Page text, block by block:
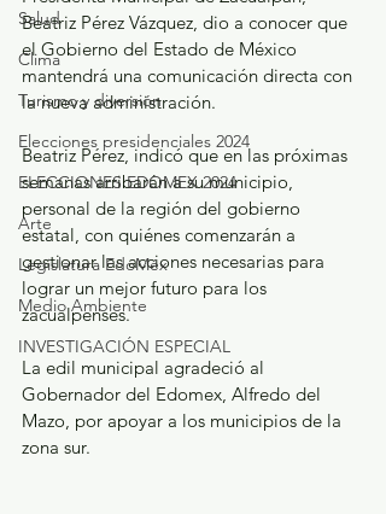
Salud
Clima
Turismo y diversión
Elecciones presidenciales 2024
ELECCIONES EDOMEX 2024
Arte
Legislatura EdoMéx
Medio Ambiente
INVESTIGACIÓN ESPECIAL
Beatriz Pérez Vázquez, dio a conocer que
el Gobierno del Estado de México
mantendrá una comunicación directa con
la nueva administración.
Beatriz Pérez, indicó que en las próximas
semanas arribarán a su municipio,
personal de la región del gobierno
estatal, con quiénes comenzarán a
gestionar las acciones necesarias para
lograr un mejor futuro para los
zacualpenses.
La edil municipal agradeció al
Gobernador del Edomex, Alfredo del
Mazo, por apoyar a los municipios de la
zona sur.